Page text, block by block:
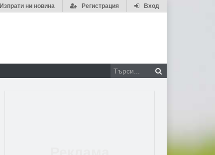
Вход
Регистрация
Изпрати ни новина